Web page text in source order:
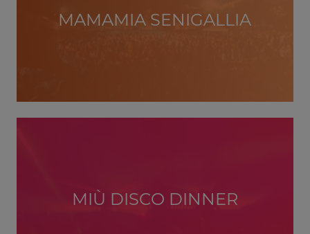
MAMAMIA SENIGALLIA
MIÙ DISCO DINNER